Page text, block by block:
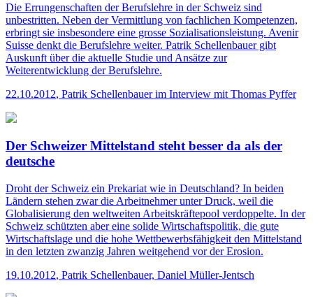
Die Errungenschaften der Berufslehre in der Schweiz sind
unbestritten. Neben der Vermittlung von fachlichen Kompetenzen,
erbringt sie insbesondere eine grosse Sozialisationsleistung. Avenir
Suisse denkt die Berufslehre weiter. Patrik Schellenbauer gibt
Auskunft über die aktuelle Studie und Ansätze zur
Weiterentwicklung der Berufslehre.
22.10.2012, Patrik Schellenbauer im Interview mit Thomas Pyffer
Der Schweizer Mittelstand steht besser da als der
deutsche
Droht der Schweiz ein Prekariat wie in Deutschland? In beiden
Ländern stehen zwar die Arbeitnehmer unter Druck, weil die
Globalisierung den weltweiten Arbeitskräftepool verdoppelte. In der
Schweiz schützten aber eine solide Wirtschaftspolitik, die gute
Wirtschaftslage und die hohe Wettbewerbsfähigkeit den Mittelstand
in den letzten zwanzig Jahren weitgehend vor der Erosion.
19.10.2012, Patrik Schellenbauer, Daniel Müller-Jentsch